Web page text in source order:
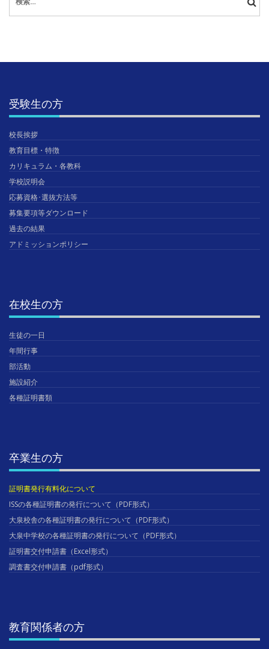
索:
受験生の方
校長挨拶
教育目標・特徴
カリキュラム・各教科
学校説明会
応募資格･選抜方法等
募集要項等ダウンロード
過去の結果
アドミッションポリシー
在校生の方
生徒の一日
年間行事
部活動
施設紹介
各種証明書類
卒業生の方
証明書発行有料化について
ISSの各種証明書の発行について（PDF形式）
大泉校舎の各種証明書の発行について（PDF形式）
大泉中学校の各種証明書の発行について（PDF形式）
証明書交付申請書（Excel形式）
調査書交付申請書（pdf形式）
教育関係者の方